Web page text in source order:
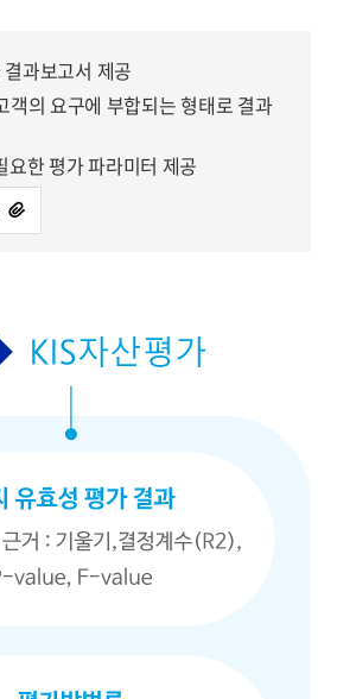
과보고서 제공
의 요구에 부합되는 형태로 결과
요한 평가 파라미터 제공